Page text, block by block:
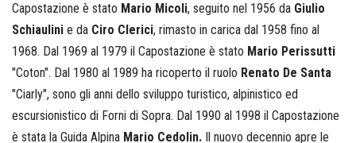
Capostazione è stato Mario Micoli, seguito nel 1956 da Giulio
Schiaulini e da Ciro Clerici, rimasto in carica dal 1958 fino al
1968. Dal 1969 al 1979 il Capostazione è stato Mario Perissutti
"Coton". Dal 1980 al 1989 ha ricoperto il ruolo Renato De Santa
"Ciarly", sono gli anni dello sviluppo turistico, alpinistico ed
escursionistico di Forni di Sopra. Dal 1990 al 1998 il Capostazione
è stata la Guida Alpina Mario Cedolin. Il nuovo decennio apre le